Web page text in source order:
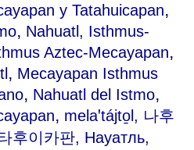
y Tatahuicapan,
, Nahuatl, Isthmus-
Aztec-Mecayapan,
, Mecayapan Isthmus
, Nahuatl del Istmo,
, melaꞌtájto̱l , 나후
후이카판, Науатль,